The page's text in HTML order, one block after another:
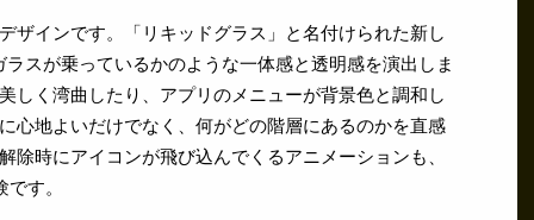
ザインです。「リキッドグラス」と名付けられた新し
スが乗っているかのような一体感と透明感を演出しま
しく湾曲したり、アプリのメニューが背景色と調和し
心地よいだけでなく、何がどの階層にあるのかを直感
除時にアイコンが飛び込んでくるアニメーションも、
す。